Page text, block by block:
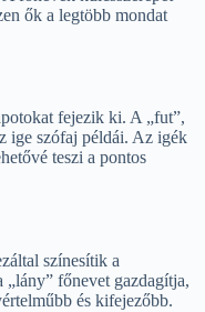
ők a legtöbb mondat
fejezik ki. A „fut”,
ige szófaj példái. Az igék
teszi a pontos
színesítik a
„lány” főnevet gazdagítja,
és kifejezőbb.